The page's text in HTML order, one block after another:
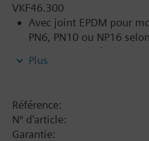
VKF46.300
Avec joint EPDM pour
PN6, PN10 ou NP16
Pour l'eau glacée, l'eau
température, l'eau
Information complémentaire
SQL36E1.. : montage direct
Plus
Référence:
N° d'article:
Garantie: